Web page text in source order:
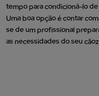
tempo para condicioná-lo
Uma boa opção é contar
se de um profissional
as necessidades do seu